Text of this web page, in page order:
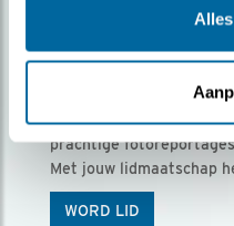
Ontvang 5 x
Vogels is het tijdschrift
prachtige
Met jouw lidmaatschap
WORD LID